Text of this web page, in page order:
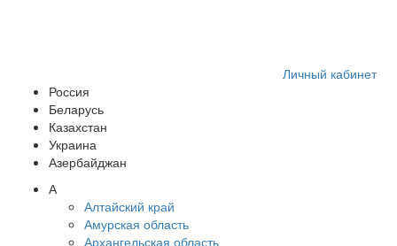
Личный кабинет
Россия
Беларусь
Казахстан
Украина
Азербайджан
А
Алтайский край
Амурская область
Архангельская область